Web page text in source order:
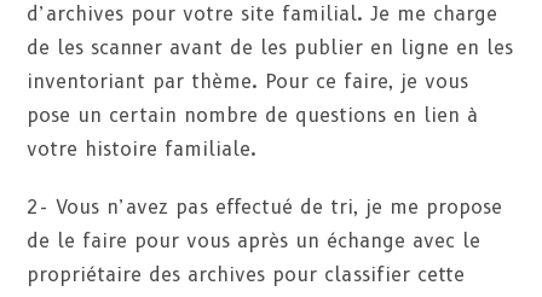
d’archives pour votre site familial. Je me charge
de les scanner avant de les publier en ligne en les
inventoriant par thème. Pour ce faire, je vous
pose un certain nombre de questions en lien à
votre histoire familiale.
2- Vous n’avez pas effectué de tri, je me propose
de le faire pour vous après un échange avec le
propriétaire des archives pour classifier cette